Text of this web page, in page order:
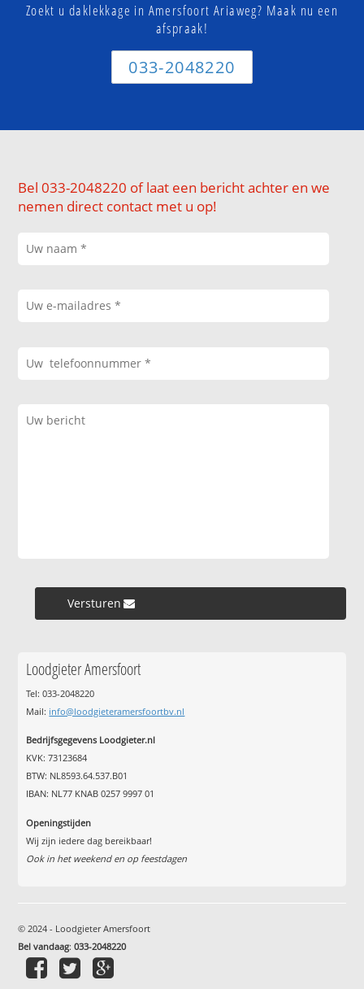
Zoekt u daklekkage in Amersfoort Ariaweg? Maak nu een
afspraak!
033-2048220
Bel 033-2048220 of laat een bericht achter en we
nemen direct contact met u op!
Versturen »
Loodgieter Amersfoort
Tel: 033-2048220
Mail: info@loodgieteramersfoortbv.nl
Bedrijfsgegevens Loodgieter.nl
KVK: 73123684
BTW: NL8593.64.537.B01
IBAN: NL77 KNAB 0257 9997 01
Openingstijden
Wij zijn iedere dag bereikbaar!
Ook in het weekend en op feestdagen
© 2024 - Loodgieter Amersfoort
Bel vandaag:033-2048220